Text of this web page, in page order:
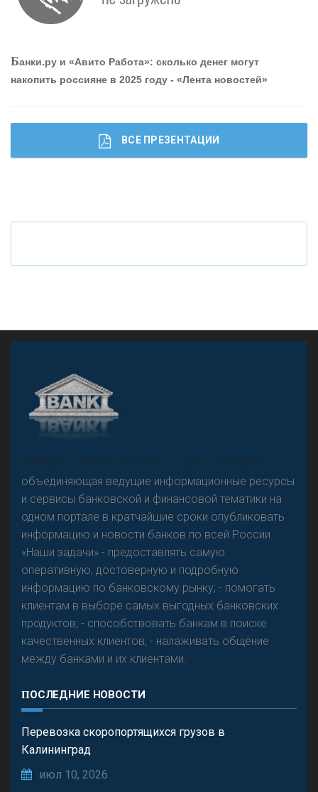
привлечь и удержать персонал - «Интервью»
Резкого разворота на рынке автокредитов не
предвидится - «Интервью»
Что будет с наличными деньгами при цифровом
Банки.ру и «Авито Работа»: сколько денег могут
накопить россияне в 2025 году - «Лента новостей»
ВСЕ ПРЕЗЕНТАЦИИ
«Н
овости Банков России» – группа компаний,
объединяющая ведущие информационные ресурсы
и сервисы банковской и финансовой тематики на
одном портале в кратчайшие сроки опубликовать
информацию и новости банков по всей России.
«Наши задачи» - предоставлять самую
оперативную, достоверную и подробную
информацию по банковскому рынку; - помогать
клиентам в выборе самых выгодных банковских
продуктов; - способствовать банкам в поиске
качественных клиентов; - налаживать общение
между банками и их клиентами.
ПОСЛЕДНИЕ НОВОСТИ
Перевозка скоропортящихся грузов в
Калининград
июл 10, 2026